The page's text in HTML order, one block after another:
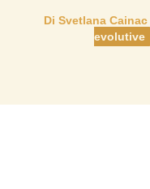
Di Svetlana Cainac
evolutive